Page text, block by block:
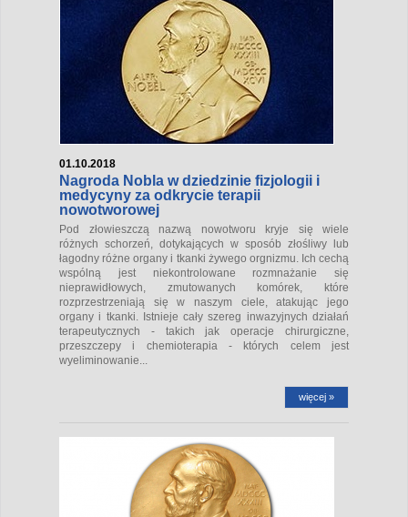
01.10.2018
Nagroda Nobla w dziedzinie fizjologii i
medycyny za odkrycie terapii
nowotworowej
Pod złowieszczą nazwą nowotworu kryje się wiele
różnych schorzeń, dotykających w sposób złośliwy lub
łagodny różne organy i tkanki żywego orgnizmu. Ich cechą
wspólną jest niekontrolowane rozmnażanie się
nieprawidłowych, zmutowanych komórek, które
rozprzestrzeniają się w naszym ciele, atakując jego
organy i tkanki. Istnieje cały szereg inwazyjnych działań
terapeutycznych - takich jak operacje chirurgiczne,
przeszczepy i chemioterapia - których celem jest
wyeliminowanie...
więcej »